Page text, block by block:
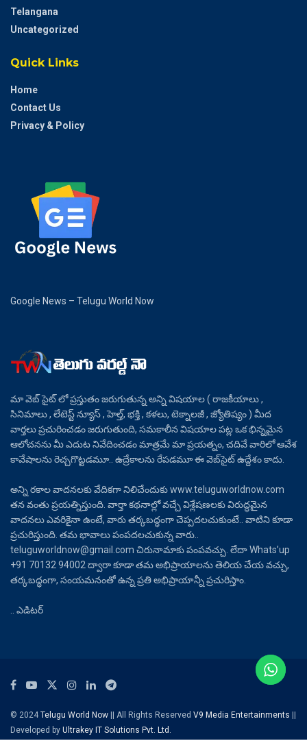
Telangana
Uncategorized
Quick Links
Home
Contact Us
Privacy & Policy
Google News – Telugu World Now
మా వెబ్ సైట్ లో ప్రస్తుతం జరుగుతున్న అన్ని విషయాల ( రాజకీయాలు ,
సినిమాలు , లేటెస్ట్ న్యూస్ , హెల్త్, భక్తి , కళలు, టెక్నాలజీ , జ్యోతిష్యం ) మీద
వార్తలు ప్రచురించడం జరుగుతుంది, సమకాలీన విషయాల పట్ల ఒక భిన్నమైన
ఆలోచనను మీ ఎదుట నివేదించడం మాత్రమే మా ప్రయత్నం, చదివే వారిలో ఆవేశ
కావేషాలను రెచ్చగొట్టడమూ.. ఉద్రేకాలను రేపడమూ ఈ వెబ్‌సైట్ ఉద్దేశం కాదు.
అన్ని రకాల వాదనలకు వేదికగా నిలిచేందుకు www.teluguworldnow.com
తన వంతు ప్రయత్నిస్తుంది. వార్తా కథనాల్లో వచ్చే విశ్లేషణలకు విరుద్ధమైన
వాదనలు ఎవరికైనా ఉంటే, వారు తర్కబద్ధంగా చెప్పదలచుకుంటే.. వాటిని కూడా
ప్రచురిస్తుంది. తమ భావాలు పంపదలచుకున్న వారు..
teluguworldnow@gmail.com చిరునామాకు పంపవచ్చు. లేదా Whats’up
+91 70132 94002 ద్వారా కూడా తమ అభిప్రాయాలను తెలియ చేయ వచ్చు,
తర్కబద్ధంగా, సంయమనంతో ఉన్న ప్రతి అభిప్రాయాన్నీ ప్రచురిస్తాం.
.. ఎడిటర్
© 2024Telugu World Now || All Rights Reserved V9 Media Entertainments
Developed by Ultrakey IT Solutions Pvt. Ltd.